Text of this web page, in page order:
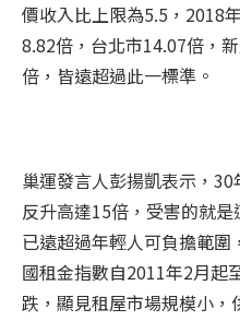
價收入比上限為5.5，2018
8.82倍，台北市14.07倍，
倍，皆遠超過此一標準。
巢運發言人彭揚凱表示，
反升高達15倍，受害的就
已遠超過年輕人可負擔範
國租金指數自2011年2月起
跌，顯見租屋市場規模小，